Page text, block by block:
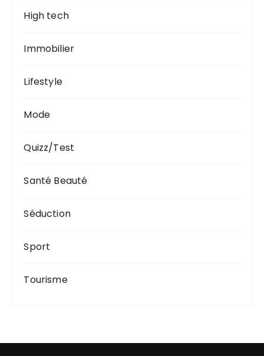
High tech
Immobilier
Lifestyle
Mode
Quizz/Test
Santé Beauté
Séduction
Sport
Tourisme